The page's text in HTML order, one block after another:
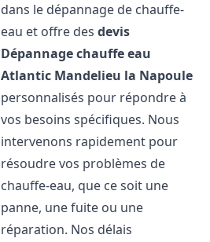
dans le dépannage de chauffe-
eau et offre desdevis
Dépannage chauffe eau
Atlantic Mandelieu la Napoule
personnalisés pour répondre à
vos besoins spécifiques. Nous
intervenons rapidement pour
résoudre vos problèmes de
chauffe-eau, que ce soit une
panne, une fuite ou une
réparation. Nos délais